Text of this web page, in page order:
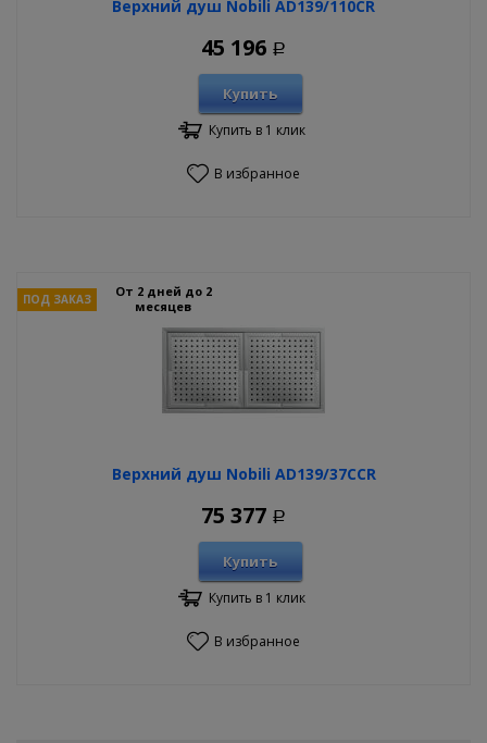
Верхний душ Nobili AD139/110CR
45 196 Р
Купить
Купить в 1 клик
В избранное
Верхний душ Nobili AD139/37CCR
ПОД ЗАКАЗ
От 2 дней до 2
месяцев
75 377 Р
Купить
Купить в 1 клик
В избранное